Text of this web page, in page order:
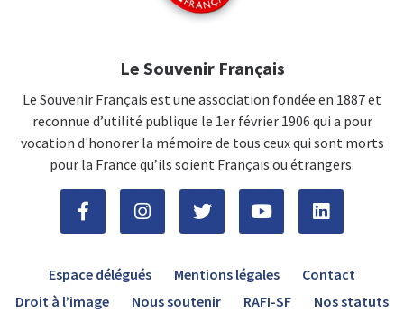
Le Souvenir Français
Le Souvenir Français est une association fondée en 1887 et
reconnue d’utilité publique le 1er février 1906 qui a pour
vocation d'honorer la mémoire de tous ceux qui sont morts
pour la France qu’ils soient Français ou étrangers.
Espace délégués Mentions légales
Contact
Droit à l’image
Nous soutenir RAFI-SF Nos statuts